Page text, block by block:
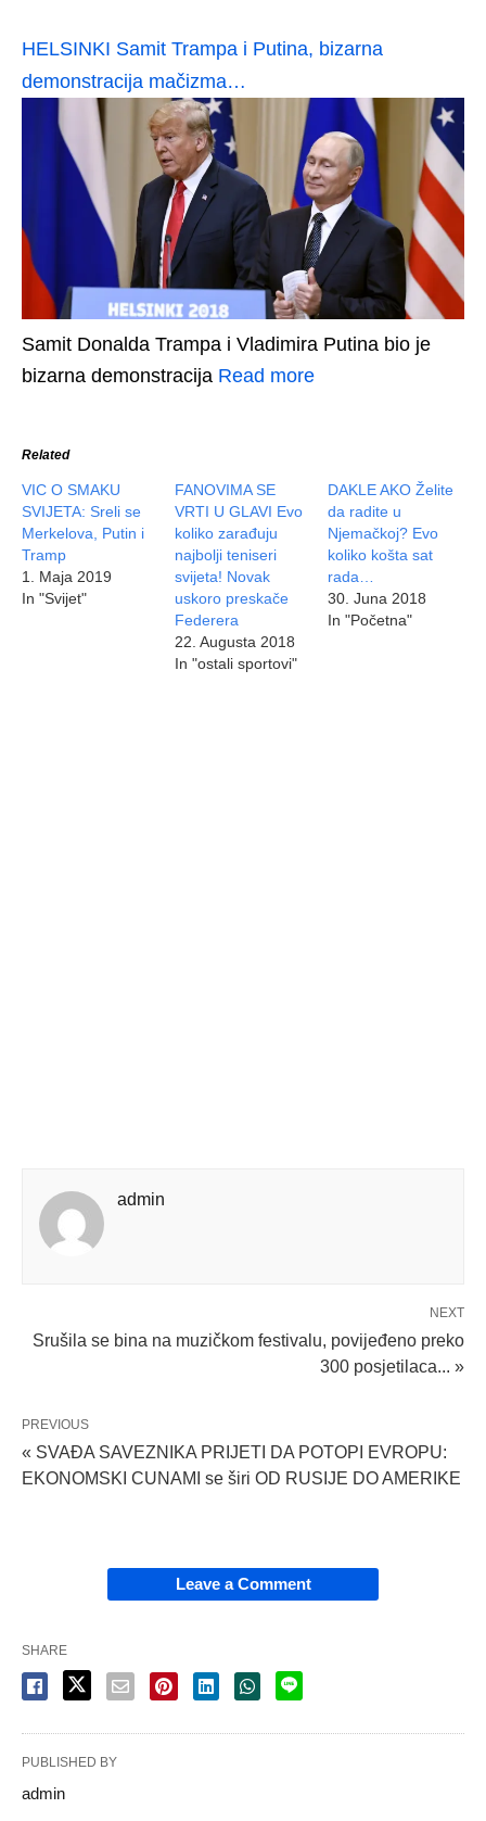
HELSINKI Samit Trampa i Putina, bizarna
demonstracija mačizma…
Samit Donalda Trampa i Vladimira Putina bio je
bizarna demonstracija Read more
Related
VIC O SMAKU
SVIJETA: Sreli se
Merkelova, Putin i
Tramp
1. Maja 2019
In "Svijet"
FANOVIMA SE
VRTI U GLAVI Evo
koliko zarađuju
najbolji teniseri
svijeta! Novak
uskoro preskače
Federera
22. Augusta 2018
In "ostali sportovi"
DAKLE AKO Želite
da radite u
Njemačkoj? Evo
koliko košta sat
rada…
30. Juna 2018
In "Početna"
admin
NEXT
Srušila se bina na muzičkom festivalu, povijeđeno preko
300 posjetilaca... »
PREVIOUS
« SVAĐA SAVEZNIKA PRIJETI DA POTOPI EVROPU:
EKONOMSKI CUNAMI se širi OD RUSIJE DO AMERIKE
Leave a Comment
SHARE
PUBLISHED BY
admin